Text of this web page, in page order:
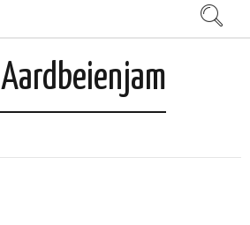
Aardbeienjam